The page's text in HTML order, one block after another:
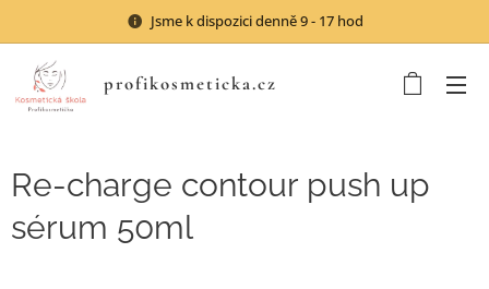
Jsme k dispozici denně 9 - 17 hod
profikosmeticka.cz
Re-charge contour push up
sérum 50ml